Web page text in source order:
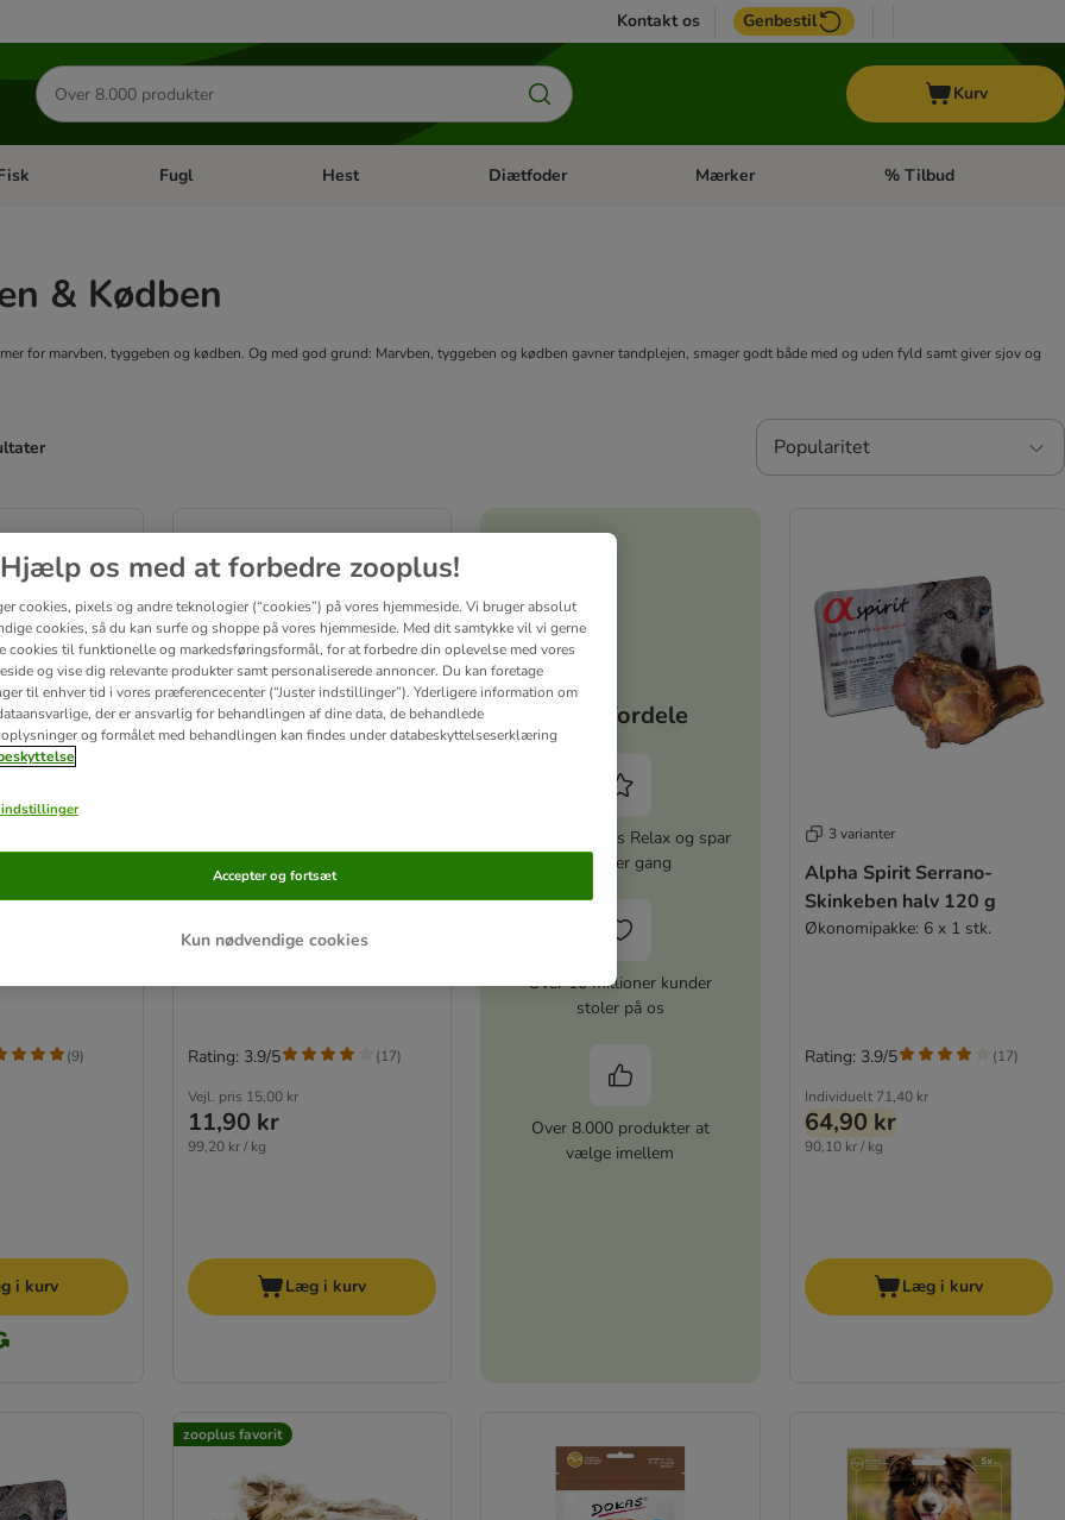
Kontakt os Genbestil
Søg
efter
produkter
Kurv
kategori menu: GnaverÅben kategori menu: Fisk
Fugl Åben kategori menu: Fugl
Hest Åben kategori menu: Hest
Diætfoder Åben kategori menu: Diætfoder
Mærker Åben kategori menu:
% Tilbud
& Kødben
for marvben, tyggeben og kødben. Og med god grund: Marvben, tyggeben og kødben gavner tandplejen, smager godt både med og uden fyld samt giver sjov og
Popularitet
-
pels
(9)
i kurv
Alpha Spirit Serrano-
Skinkeben halv 120 g
1 stk.
Vejl. pris 15,00 kr
11,90 kr
99,20 kr / kg
Rating: 3.9/5 (17)
Læg i kurv
Dine fordele
Aktiver zooplus Relax og spar
5% hver gang
Over 10 millioner kunder
stoler på os
Over 8.000 produkter at
vælge imellem
3 varianter
Alpha Spirit Serrano-
Skinkeben halv 120 g
Økonomipakke: 6 x 1 stk.
Individuelt 71,40 kr
64,90 kr
90,10 kr / kg
Rating: 3.9/5 (17)
Læg i kurv
zooplus favorit
Hjælp os med at forbedre zooplus!
cookies, pixels og andre teknologier (“cookies”) på vores hjemmeside. Vi bruger absolut
cookies, så du kan surfe og shoppe på vores hjemmeside. Med dit samtykke vil vi gerne
cookies til funktionelle og markedsføringsformål, for at forbedre din oplevelse med vores
og vise dig relevante produkter samt personaliserede annoncer. Du kan foretage
til enhver tid i vores præferencecenter (“Juster indstillinger”). Yderligere information om
der er ansvarlig for behandlingen af ​​dine data, de behandlede
og formålet med behandlingen kan findes under databeskyttelseserklæring
Kun nødvendige cookies
Accepter og fortsæt